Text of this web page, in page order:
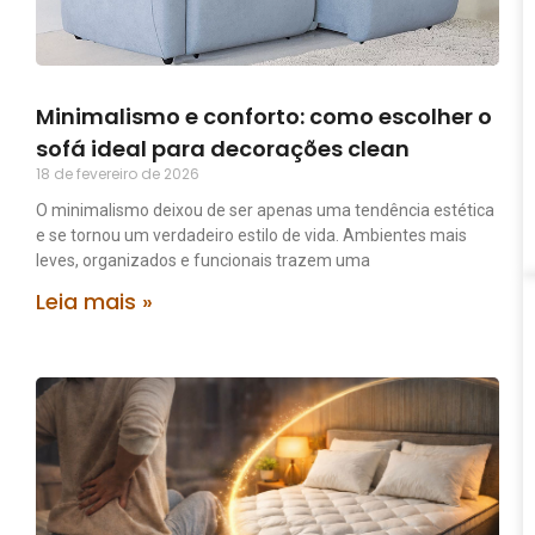
Minimalismo e conforto: como escolher o
sofá ideal para decorações clean
18 de fevereiro de 2026
O minimalismo deixou de ser apenas uma tendência estética
e se tornou um verdadeiro estilo de vida. Ambientes mais
leves, organizados e funcionais trazem uma
Leia mais »